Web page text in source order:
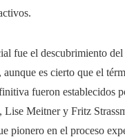
fue el descubrimiento
, aunque es cierto que el
fueron establecidos
Lise Meitner y Fritz
pionero en el proceso